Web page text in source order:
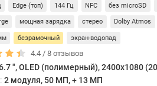
Edge (топ) 144 Гц NFC без microSD
мощная зарядка стерео Dolby Atmos
безрамочный экран-водопад
4.4 /8 отзывов
", OLED (полимерный), 2400x1080
2 модуля, 50 МП, + 13 МП